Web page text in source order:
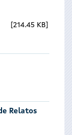
214.45 KB
Relatos